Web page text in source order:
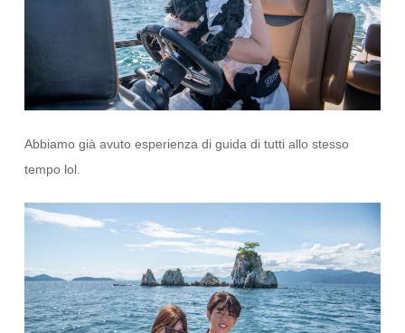
Abbiamo già avuto esperienza di guida di tutti allo stesso
tempo lol.